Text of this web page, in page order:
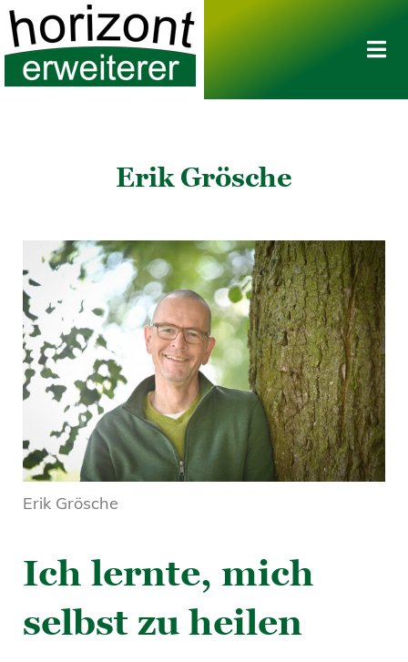
Erik Grösche
Erik Grösche
Ich lernte, mich
selbst zu heilen